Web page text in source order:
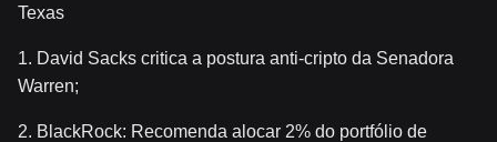
Texas
1. David Sacks critica a postura anti-cripto da Senadora
Warren;
2. BlackRock: Recomenda alocar 2% do portfólio de